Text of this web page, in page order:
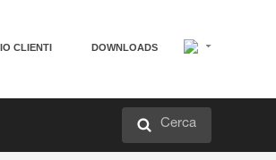
CLIENTI DOWNLOADS
Cerca